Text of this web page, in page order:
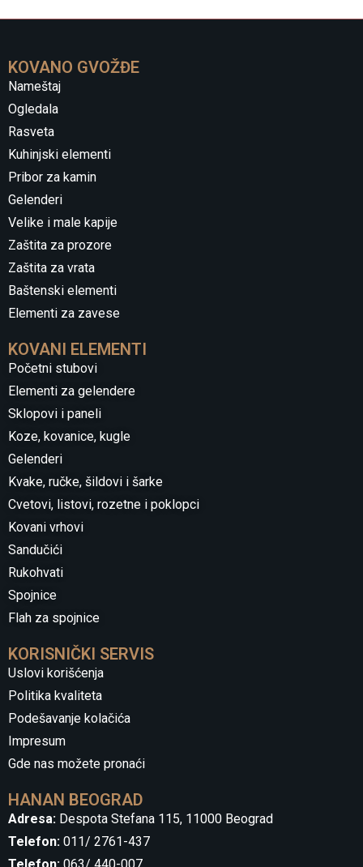
KOVANO GVOŽĐE
Nameštaj
Ogledala
Rasveta
Kuhinjski elementi
Pribor za kamin
Gelenderi
Velike i male kapije
Zaštita za prozore
Zaštita za vrata
Baštenski elementi
Elementi za zavese
KOVANI ELEMENTI
Početni stubovi
Elementi za gelendere
Sklopovi i paneli
Koze, kovanice, kugle
Gelenderi
Kvake, ručke, šildovi i šarke
Cvetovi, listovi, rozetne i poklopci
Kovani vrhovi
Sandučići
Rukohvati
Spojnice
Flah za spojnice
KORISNIČKI SERVIS
Uslovi korišćenja
Politika kvaliteta
Podešavanje kolačića
Impresum
Gde nas možete pronaći
HANAN BEOGRAD
Adresa: Despota Stefana 115, 11000 Beograd
Telefon: 011/ 2761-437